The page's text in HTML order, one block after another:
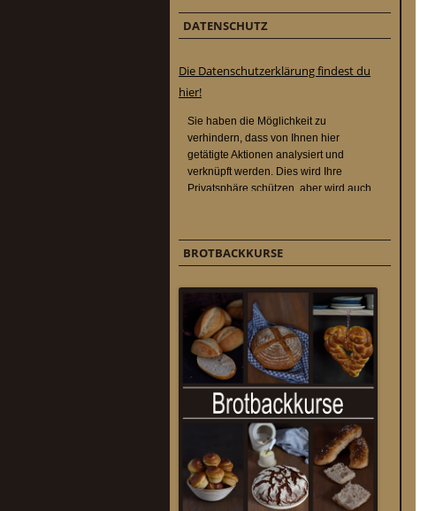
DATENSCHUTZ
Die Datenschutzerklärung findest du
hier!
BROTBACKKURSE